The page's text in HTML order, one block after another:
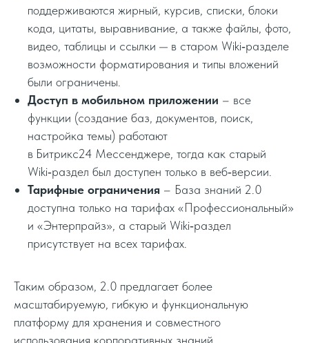
поддерживаются жирный, курсив, списки, блоки
кода, цитаты, выравнивание, а также файлы, фото,
видео, таблицы и ссылки — в старом Wiki‑разделе
возможности форматирования и типы вложений
были ограничены.
Доступ в мобильном приложении – все
функции (создание баз, документов, поиск,
настройка темы) работают
в Битрикс24 Мессенджере, тогда как старый
Wiki‑раздел был доступен только в веб‑версии.
Тарифные ограничения – База знаний 2.0
доступна только на тарифах «Профессиональный»
и «Энтерпрайз», а старый Wiki‑раздел
присутствует на всех тарифах.
Таким образом, 2.0 предлагает более
масштабируемую, гибкую и функциональную
платформу для хранения и совместного
использования корпоративных знаний.